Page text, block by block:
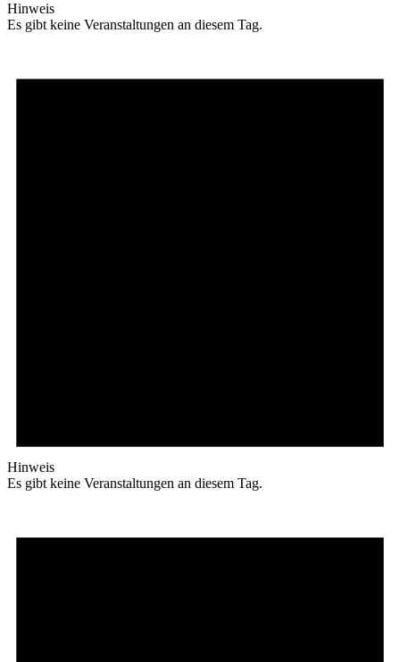
Hinweis
Es gibt keine Veranstaltungen an diesem Tag.
Hinweis
Es gibt keine Veranstaltungen an diesem Tag.